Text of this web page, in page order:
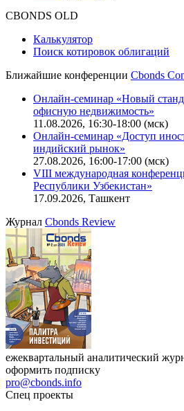
CBONDS OLD
Калькулятор
Поиск котировок облигаций
Ближайшие конференции Cbonds
Онлайн-семинар «Новый
офисную недвижимость»
11.08.2026, 16:30-18:00 (мск)
Онлайн-семинар «Доступ
индийский рынок»
27.08.2026, 16:00-17:00 (мск)
VIII международная
Республики Узбекистан»
17.09.2026, Ташкент
Журнал Cbonds Review
ежеквартальный аналитический
оформить подписку
pro@cbonds.info
Спец проекты